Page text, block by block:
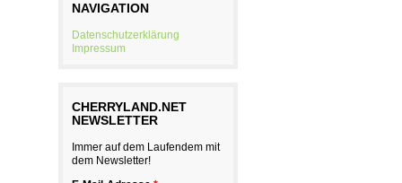
NAVIGATION
Datenschutzerklärung
Impressum
CHERRYLAND.NET
NEWSLETTER
Immer auf dem Laufendem mit
dem Newsletter!